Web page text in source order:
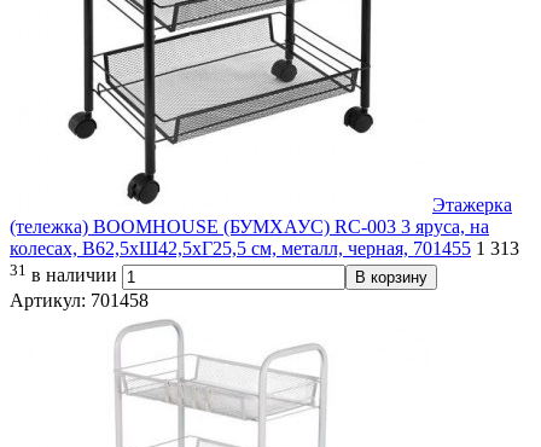
Этажерка
(тележка) BOOMHOUSE (БУМХАУС) RC-003 3 яруса, на
колесах, В62,5хШ42,5хГ25,5 см, металл, черная, 701455 1 313
31 в наличии В корзину
Артикул: 701458